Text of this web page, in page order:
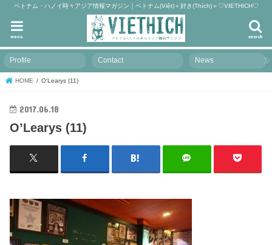
ベトナム・ハノイ時々アジア情報マガジン｜ベトナム(Việt)＋好き(Thích)＝♡VIETHICH♡
search
menu
Profile Contact News
HOME O'Learys (11)
2017.06.18
O’Learys (11)